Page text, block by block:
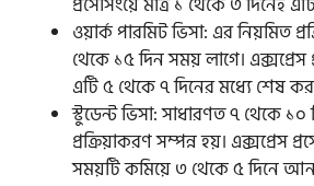
ওয়ার্ক পারমিট ভিসা: এর নিয়মিত
থেকে ১৫ দিন সময় লাগে। এক্সপ্রেস
এটি ৫ থেকে ৭ দিনের মধ্যে শেষ
স্টুডেন্ট ভিসা: সাধারণত ৭ থেকে ১০
প্রক্রিয়াকরণ সম্পন্ন হয়। এক্সপ্রেস
সময়টি কমিয়ে ৩ থেকে ৫ দিনে